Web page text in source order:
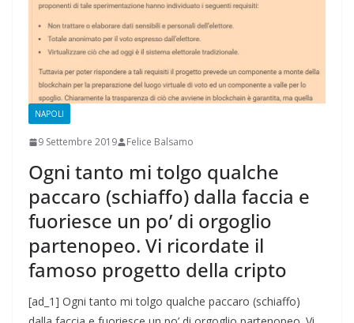
NAPOLI
9 Settembre 2019 Felice Balsamo
Ogni tanto mi tolgo qualche
paccaro (schiaffo) dalla faccia e
fuoriesce un po’ di orgoglio
partenopeo. Vi ricordate il
famoso progetto della cripto
[ad_1] Ogni tanto mi tolgo qualche paccaro (schiaffo)